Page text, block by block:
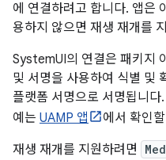
에 연결하려고 합니다. 앱은
용하지 않으면 재생 재개를
SystemUI의 연결은 패키지
및 서명을 사용하여 식별 및
플랫폼 서명으로 서명됩니
예는 UAMP 앱
에서 확인
재생 재개를 지원하려면